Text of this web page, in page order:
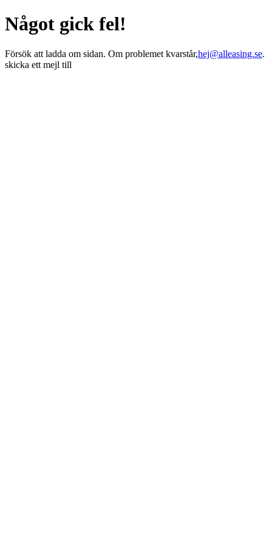
Något gick fel!
Försök att ladda om sidan. Om problemet kvarstår,hej@alleasing.se.
skicka ett mejl till